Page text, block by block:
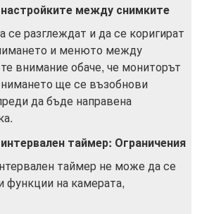
настройките между снимките
се разглеждат и да се коригират
и менюто между
внимание обаче, че мониторът
ще се възобнови
да бъде направена
таймер: Ограничения
таймер не може да се
функции на камерата,